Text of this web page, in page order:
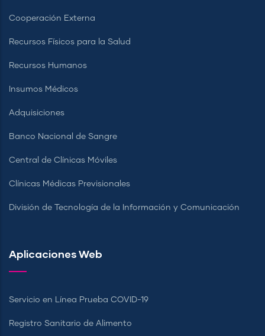
Cooperación Externa
Recursos Físicos para la Salud
Recursos Humanos
Insumos Médicos
Adquisiciones
Banco Nacional de Sangre
Central de Clínicas Móviles
Clínicas Médicas Previsionales
División de Tecnología de la Información y Comunicación
Aplicaciones Web
Servicio en Línea Prueba COVID-19
Registro Sanitario de Alimento